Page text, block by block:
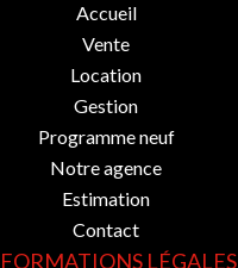
Accueil
Vente
Location
Gestion
Programme neuf
Notre agence
Estimation
Contact
LÉGALES